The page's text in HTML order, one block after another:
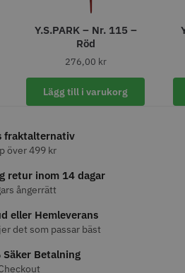
Y.S.PARK – Nr. 115 –
Röd
276,00 kr
Lägg till i varukorg
fraktalternativ
över 499 kr
retur inom 14 dagar
ångerrätt
eller Hemleverans
det som passar bäst
Säker Betalning
Kyone Vintage Zero Trimmer
799.00 kr
Info Köp